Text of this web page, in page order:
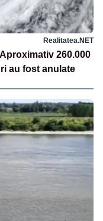
Realitatea.NET
260.000
au fost anulate